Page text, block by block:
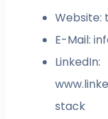
Website:
E-Mail:
LinkedIn:
stack